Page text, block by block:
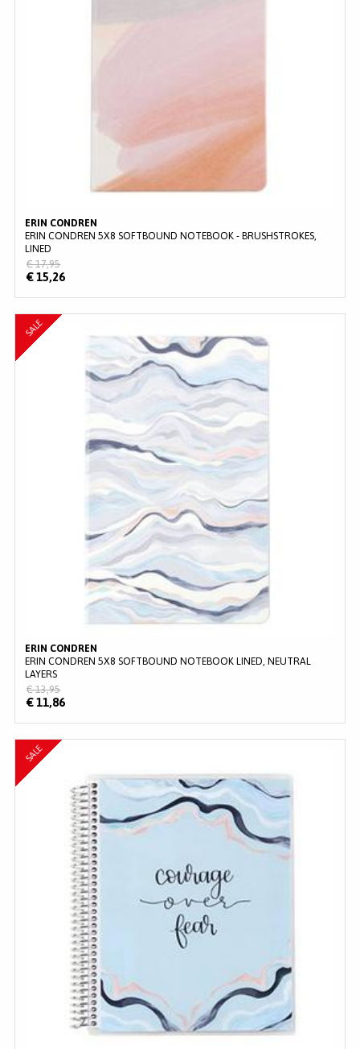
ERIN CONDREN
ERIN CONDREN 5X8 SOFTBOUND NOTEBOOK - BRUSHSTROKES,
LINED
€ 15,26
€ 17,95
ERIN CONDREN
ERIN CONDREN 5X8 SOFTBOUND NOTEBOOK LINED, NEUTRAL
LAYERS
SALE
€ 11,86
€ 13,95
SALE